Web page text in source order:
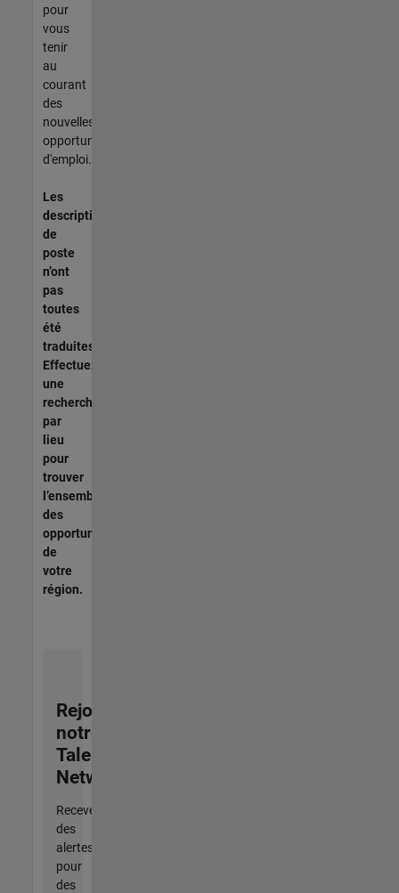
pour
vous
tenir
au
courant
des
nouvelles
opportunités
d'emploi.
Les
descriptions
de
poste
n’ont
pas
toutes
été
traduites.
Effectuez
une
recherche
par
lieu
pour
trouver
l’ensemble
des
opportunités
de
votre
région.
Rejoignez
notre
Talent
Network
Recevez
des
alertes
pour
des